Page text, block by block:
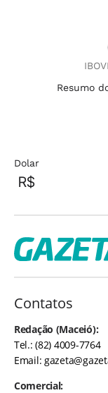
Resumo
Dolar
R$
Contatos
Redação (Maceió):
Tel.: (82) 4009-7764
Email:
Comercial: